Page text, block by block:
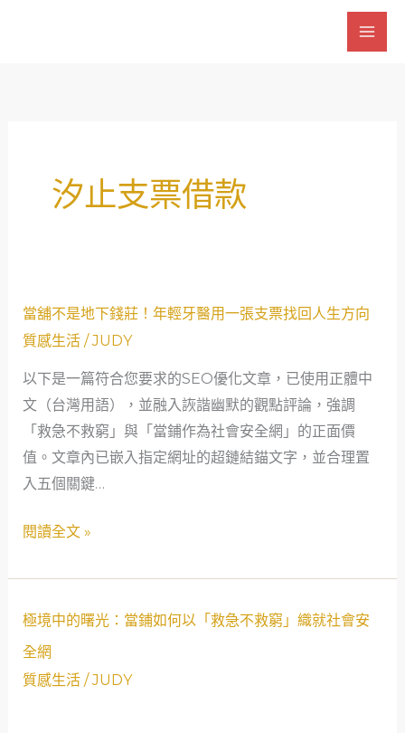
汐止支票借款
當舖不是地下錢莊！年輕牙醫用一張支票找回人生方向
質感生活/JUDY
以下是一篇符合您要求的SEO優化文章，已使用正體中
文（台灣用語），並融入詼諧幽默的觀點評論，強調
「救急不救窮」與「當鋪作為社會安全網」的正面價
值。文章內已嵌入指定網址的超鏈結錨文字，並合理置
入五個關鍵…
當
舖
是
地
下
錢
莊！
輕
用
一
張
閱讀全文 »
極境中的曙光：當鋪如何以「救急不救窮」織就社會安
全網
質感生活/JUDY
極
的